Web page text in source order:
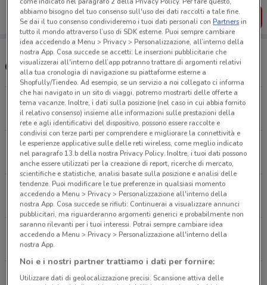
SCARICA L’APP
Orari e Negozi Coop
Via Torrevecchia, 180 Roma
3 km
CHIUSO
Viale Parioli, 31 Roma
3.1 km
APERTO
Via Tacito 90/A Roma
3.2 km
CHIUSO
Via Della Croce, 48/49 Roma
3.6 km
Via Della Croce 48/49 Roma
abbiamo bisogno del tuo consenso sull'uso dei dati raccolti a tale fine.
Se dai il tuo consenso condivideremo i tuoi dati personali conPartnersin
tutto il mondo attraverso l’uso di SDK esterne. Puoi sempre cambiare
idea accedendo a Menu > Privacy > Personalizzazione, all’interno della
nostra App. Cosa succede se accetti: Le inserzioni pubblicitarie che
visualizzerai all'interno dell’app potranno trattare di argomenti relativi
alla tua cronologia di navigazione su piattaforme esterne a
Shopfully/Tiendeo. Ad esempio, se un servizio a noi collegato ci informa
che hai navigato in un sito di viaggi, potremo mostrarti delle offerte a
tema vacanze. Inoltre, i dati sulla posizione (nel caso in cui abbia fornito
il relativo consenso) insieme alle informazioni sulle prestazioni della
rete e agli identificativi del dispositivo, possono essere raccolte e
condivisi con terze parti per comprendere e migliorare la connettività e
le esperienze applicative sulle delle reti wireless, come meglio indicato
nel paragrafo 13.b della nostra Privacy Policy. Inoltre, i tuoi dati possono
anche essere utilizzati per la creazione di report, ricerche di mercato,
scientifiche e statistiche, analisi basate sulla posizione e analisi delle
tendenze. Puoi modificare le tue preferenze in qualsiasi momento
accedendo a Menu > Privacy > Personalizzazione all'interno della
nostra App. Cosa succede se rifiuti: Continuerai a visualizzare annunci
pubblicitari, ma riguarderanno argomenti generici e probabilmente non
saranno rilevanti per i tuoi interessi. Potrai sempre cambiare idea
accedendo a Menu > Privacy > Personalizzazione all'interno della
nostra App.
Noi e i nostri partner trattiamo i dati per fornire:
Utilizzare dati di geolocalizzazione precisi. Scansione attiva delle